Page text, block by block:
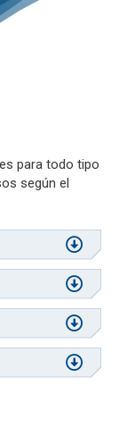
para todo tipo
según el